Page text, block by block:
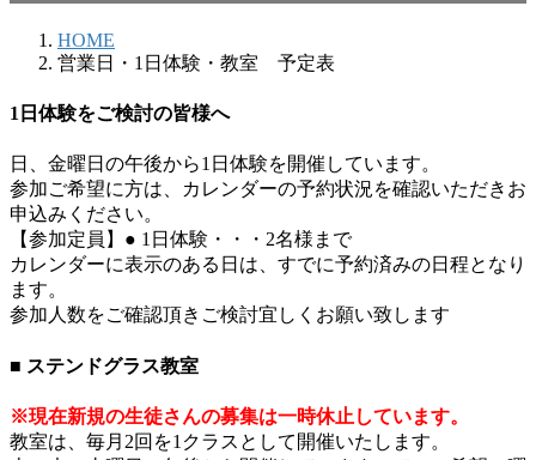
HOME
営業日・1日体験・教室 予定表
1日体験をご検討の皆様へ
日、金曜日の午後から1日体験を開催しています。
参加ご希望に方は、カレンダーの予約状況を確認いただきお
申込みください。
【参加定員】● 1日体験・・・2名様まで
カレンダーに表示のある日は、すでに予約済みの日程となり
ます。
参加人数をご確認頂きご検討宜しくお願い致します
■ ステンドグラス教室
※現在新規の生徒さんの募集は一時休止しています。
教室は、毎月2回を1クラスとして開催いたします。